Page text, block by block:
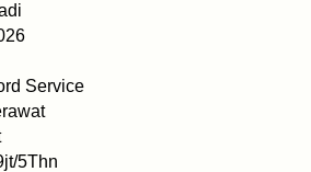
Service
5Thn